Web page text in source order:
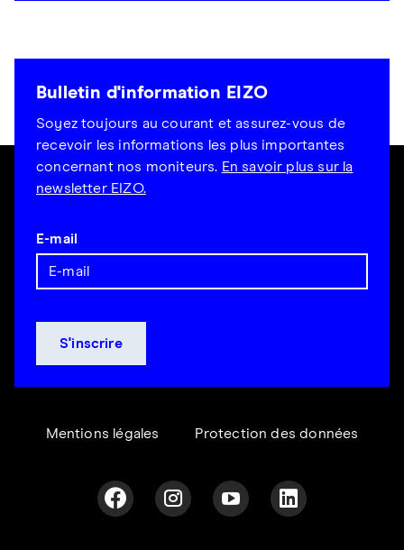
Bulletin d'information EIZO
Soyez toujours au courant et assurez-vous de
recevoir les informations les plus importantes
concernant nos moniteurs. En savoir plus sur la
newsletter EIZO.
E-mail
Mentions légales Protection des données